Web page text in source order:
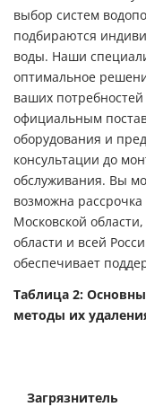
выбор систем
подбираются
воды. Наши
оптимальное
ваших
официальным
оборудования и
консультации до
обслуживания. Вы
возможна
Московской
области и всей
обеспечивает
Таблица 2:
методы их
Загрязнитель